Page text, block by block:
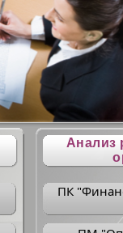
Анализ
ПК